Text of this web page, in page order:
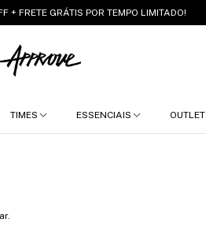
+ FRETE GRÁTIS POR TEMPO LIMITADO!
TIMES ESSENCIAIS OUTLET